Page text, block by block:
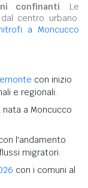
confinanti. Le
centro urbano.
a Moncucco
con inizio
e regionali.
a Moncucco
l'andamento
migratori.
con i comuni al